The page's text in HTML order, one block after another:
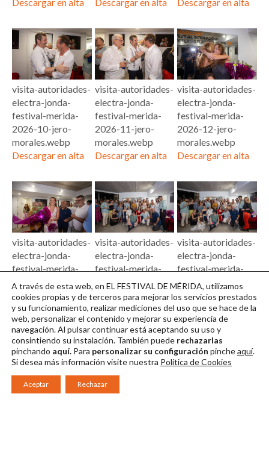
visita-autoridades-
electra-jonda-
festival-merida-
2026-10-jero-
morales.webp
Descargar en alta
visita-autoridades-
electra-jonda-
festival-merida-
2026-11-jero-
morales.webp
Descargar en alta
visita-autoridades-
electra-jonda-
festival-merida-
2026-12-jero-
morales.webp
Descargar en alta
visita-autoridades-
electra-jonda-
festival-merida-
2026-13-jero-
morales.webp
Descargar en alta
visita-autoridades-
electra-jonda-
festival-merida-
2026-14-jero-
morales.webp
Descargar en alta
visita-autoridades-
electra-jonda-
festival-merida-
2026-15-jero-
morales.webp
Descargar en alta
A través de esta web, en EL FESTIVAL DE MÉRIDA, utilizamos
cookies propias y de terceros para mejorar los servicios prestados
y su funcionamiento, realizar mediciones del uso que se hace de la
web, personalizar el contenido y mejorar su experiencia de
navegación. Al pulsar continuarestá aceptando su uso y
consintiendo su instalación. También puede rechazarlas
pinchando aquí. Para personalizar su configuración pincheaquí.
Si desea más información visite nuestra Política de Cookies
Aceptar Rechazar